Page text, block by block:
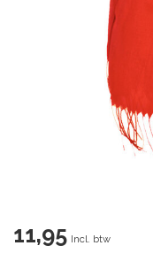
11,95 Incl. btw